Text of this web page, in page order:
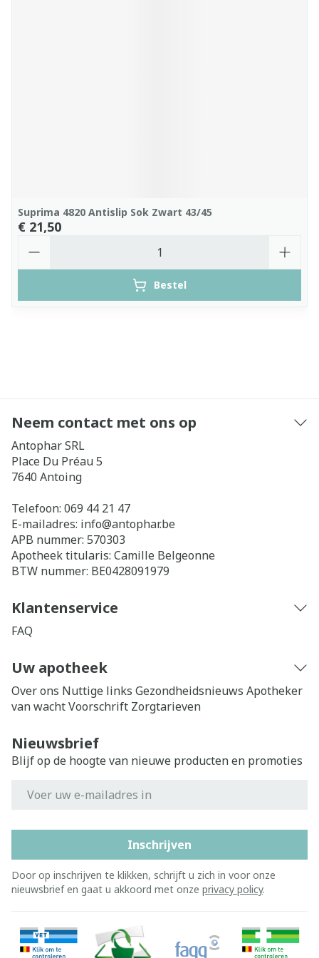
Suprima 4820 Antislip Sok Zwart 43/45
€ 21,50
Bestel
Neem contact met ons op
Antophar SRL
Place Du Préau 5
7640 Antoing
Telefoon: 069 44 21 47
E-mailadres: info@antophar.be
APB nummer: 570303
Apotheek titularis: Camille Belgeonne
BTW nummer: BE0428091979
Klantenservice
FAQ
Uw apotheek
Over ons Nuttige links Gezondheidsnieuws Apotheker
van wachtVoorschrift Zorgtarieven
Nieuwsbrief
Blijf op de hoogte van nieuwe producten en promoties
Inschrijven
Door op inschrijven te klikken, schrijft u zich in voor onze
nieuwsbrief en gaat u akkoord met onze privacy policy.